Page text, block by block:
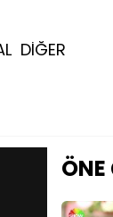
DİĞER